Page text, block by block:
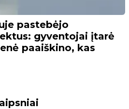
pastebėjo
gyventojai įtarė
paaiškino, kas